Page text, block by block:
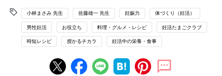
小林まさみ 先生 佐藤雄一 先生 妊娠力 体づくり（妊活）
男性妊活 お役立ち 料理・グルメ・レシピ 妊活たまごクラブ
時短レシピ 授かるチカラ 妊活中の栄養・食事